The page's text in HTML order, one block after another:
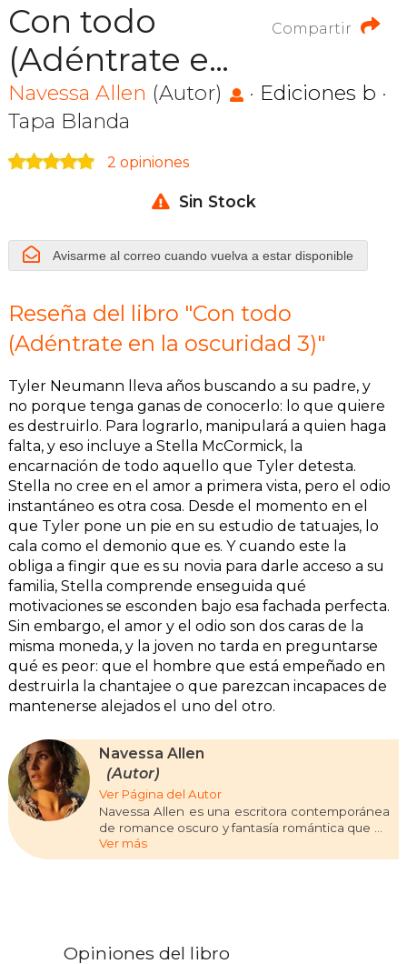
Compartir
Con todo
(Adéntrate en
la oscuridad 3)
Navessa Allen (Autor) · Ediciones b ·
Tapa Blanda
2 opiniones
Sin Stock
Avisarme al correo cuando vuelva a estar disponible
Reseña del libro "Con todo
(Adéntrate en la oscuridad 3)"
Tyler Neumann lleva años buscando a su padre, y
no porque tenga ganas de conocerlo: lo que quiere
es destruirlo. Para lograrlo, manipulará a quien haga
falta, y eso incluye a Stella McCormick, la
encarnación de todo aquello que Tyler detesta.
Stella no cree en el amor a primera vista, pero el odio
instantáneo es otra cosa. Desde el momento en el
que Tyler pone un pie en su estudio de tatuajes, lo
cala como el demonio que es. Y cuando este la
obliga a fingir que es su novia para darle acceso a su
familia, Stella comprende enseguida qué
motivaciones se esconden bajo esa fachada perfecta.
Sin embargo, el amor y el odio son dos caras de la
misma moneda, y la joven no tarda en preguntarse
qué es peor: que el hombre que está empeñado en
destruirla la chantajee o que parezcan incapaces de
mantenerse alejados el uno del otro.
Navessa Allen
(Autor)
Ver Página del Autor
Navessa Allen es una escritora contemporánea
de romance oscuro y fantasía romántica que ha
ganado visibilidad dentro del ámbito de la
literatura digital. Su obra se caracteriza por
plataformas de lectura en línea, ha construido
Ver más
Opiniones del libro